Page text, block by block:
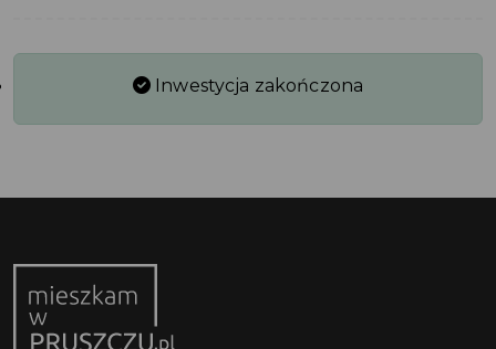
Inwestycja zakończona